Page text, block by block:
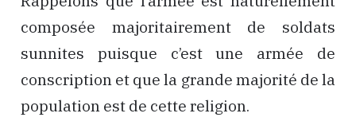
composée majoritairement de soldats
sunnites puisque c’est une armée de
conscription et que la grande majorité de la
population est de cette religion.